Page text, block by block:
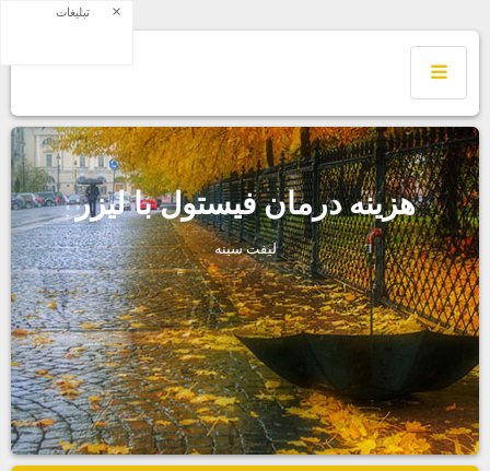
هزينه درمان فيستول با ليزر
ليفت سينه
تبلیغات ×